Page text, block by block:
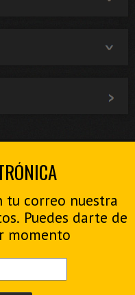
tu correo nuestra
Puedes darte de
momento